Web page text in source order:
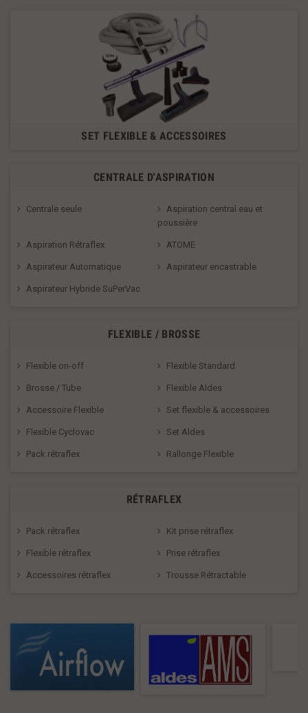
SET FLEXIBLE & ACCESSOIRES
CENTRALE D'ASPIRATION
Centrale seule
Aspiration central eau et
poussière
Aspiration Rétraflex ATOME
Aspirateur Automatique Aspirateur encastrable
Aspirateur Hybride SuPerVac
FLEXIBLE / BROSSE
Flexible on-off Flexible Standard
Brosse / Tube Flexible Aldes
Accessoire Flexible Set flexible & accessoires
Flexible Cyclovac Set Aldes
Pack rétraflex Rallonge Flexible
RÉTRAFLEX
Pack rétraflex Kit prise rétraflex
Flexible rétraflex Prise rétraflex
Accessoires rétraflex Trousse Rétractable